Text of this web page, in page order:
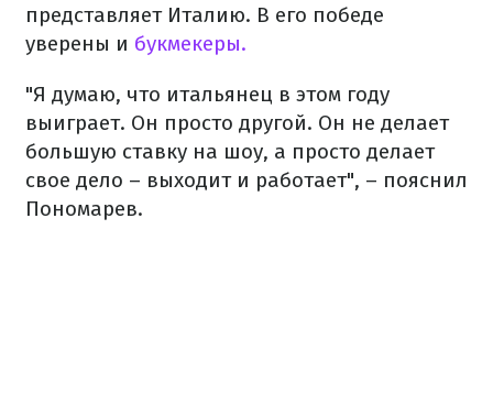
представляет Италию. В его победе
уверены и букмекеры.
"Я думаю, что итальянец в этом году
выиграет. Он просто другой. Он не делает
большую ставку на шоу, а просто делает
свое дело – выходит и работает", – пояснил
Пономарев.